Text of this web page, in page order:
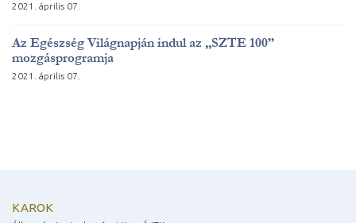
2021. április 07.
Az Egészség Világnapján indul az „SZTE 100”
mozgásprogramja
2021. április 07.
KAROK